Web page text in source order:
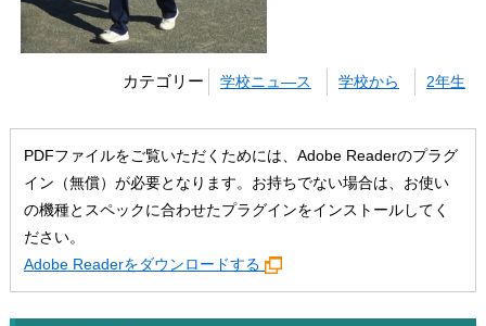
カテゴリー 学校ニュ―ス 学校から 2年生
PDFファイルをご覧いただくためには、Adobe Readerのプラグ
イン（無償）が必要となります。お持ちでない場合は、お使い
の機種とスペックに合わせたプラグインをインストールしてく
ださい。
Adobe Readerをダウンロードする